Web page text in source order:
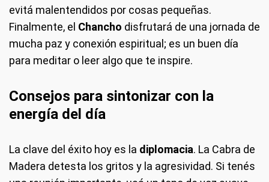
evitá malentendidos por cosas pequeñas.
Finalmente, el Chancho disfrutará de una jornada de
mucha paz y conexión espiritual; es un buen día
para meditar o leer algo que te inspire.
Consejos para sintonizar con la
energía del día
La clave del éxito hoy es la diplomacia. La Cabra de
Madera detesta los gritos y la agresividad. Si tenés